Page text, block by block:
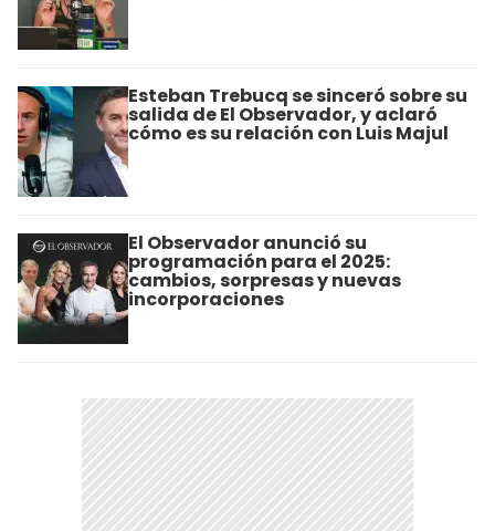
Esteban Trebucq se sinceró sobre su
salida de El Observador, y aclaró
cómo es su relación con Luis Majul
El Observador anunció su
programación para el 2025:
cambios, sorpresas y nuevas
incorporaciones